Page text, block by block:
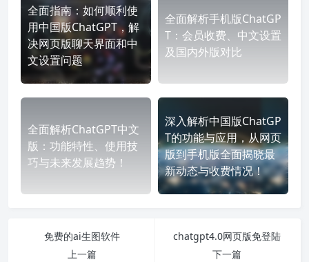
全面指南：如何顺利使
用中国版ChatGPT，解
决网页版聊天界面和中
文设置问题
全面解析手机版ChatGP
T：会员收费、中文设置
及国内外版对比
全面解析ChatGPT中文
版：功能特性、使用技
巧与未来发展趋势！
深入解析中国版ChatGP
T的功能与应用，从网页
版到手机版全面揭晓最
新动态与收费情况！
免费的ai生图软件
上一篇
chatgpt4.0网页版免登陆
下一篇